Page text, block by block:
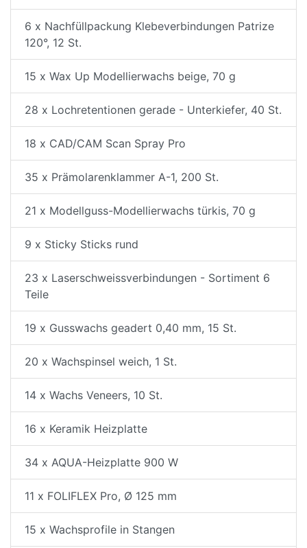
6 x Nachfüllpackung Klebeverbindungen Patrize
120°, 12 St.
15 x Wax Up Modellierwachs beige, 70 g
28 x Lochretentionen gerade - Unterkiefer, 40 St.
18 x CAD/CAM Scan Spray Pro
35 x Prämolarenklammer A-1, 200 St.
21 x Modellguss-Modellierwachs türkis, 70 g
9 x Sticky Sticks rund
23 x Laserschweissverbindungen - Sortiment 6
Teile
19 x Gusswachs geadert 0,40 mm, 15 St.
20 x Wachspinsel weich, 1 St.
14 x Wachs Veneers, 10 St.
16 x Keramik Heizplatte
34 x AQUA-Heizplatte 900 W
11 x FOLIFLEX Pro, Ø 125 mm
15 x Wachsprofile in Stangen